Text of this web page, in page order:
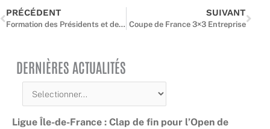
PRÉCÉDENT
Formation des Présidents et des Secrétaires Généraux
SUIVANT
Coupe de France 3×3 Entreprise
DERNIÈRES ACTUALITÉS
Ligue Île-de-France : Clap de fin pour l’Open de